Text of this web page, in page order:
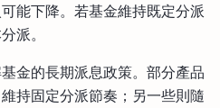
能下降。若基金維持既定分派
派。
金的長期派息政策。部分產品
持固定分派節奏；另一些則隨